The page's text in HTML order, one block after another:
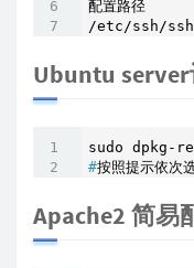
配置路径
/etc/ssh/
Ubuntu server
#按照提示依次
Apache2 简易